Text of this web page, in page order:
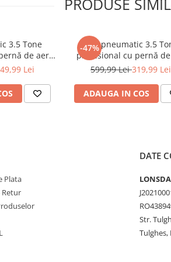
a disipa căldura în mediul
maximă
3,5
direct la pompa de
este limitat.
condensatoare - pornire
puternic (de
funcționării
din plastic întărit
a dispozitivului.
de înaltă
fără probleme a
PRODUSE
3.5 Tone
de aer
15-40cm
Lei
-47%
Cric pneumatic 3.5
profesional cu pernă
pentru vulcanizare 13.5-
599,99 Lei319,99 Lei
ADAUGA IN COS
Plata
Retur
DATE
Str.